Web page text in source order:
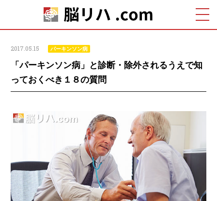
2017.05.15 パーキンソン病
「パーキンソン病」と診断・除外されるうえで知
っておくべき１８の質問